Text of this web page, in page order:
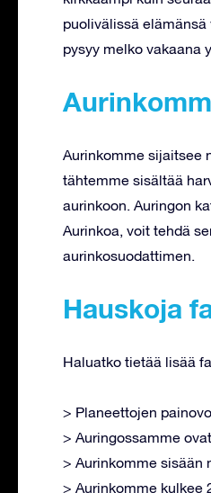
puolivälissä
pysyy melko vakaana
Aurinkomme sijaitsee
tähtemme sisältää
aurinkoon. Auringon
Aurinkoa, voit tehdä
aurinkosuodattimen.
Hauskoja
Haluatko tietää lisää
> Planeettojen
> Auringossamme
> Aurinkomme sisään
> Aurinkomme kulkee